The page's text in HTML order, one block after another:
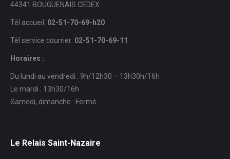
44341 BOUGUENAIS CEDEX
Tél accueil: 02-51-70-69-h20
Tél service courrier: 02-51-70-69-11
Horaires :
Du lundi au vendredi : 9h/12h30 – 13h30h/16h
Le mardi : 13h30/16h
Samedi, dimanche : Fermé
Le Relais Saint-Nazaire